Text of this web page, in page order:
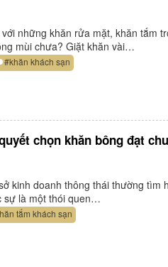
những khăn rửa mặt, khăn tắm
mùi chưa? Giặt khăn vài…
#khăn khách sạn
chọn khăn bông đạt
kinh doanh thông thái thường tìm
sự là một thói quen…
tắm khách sạn